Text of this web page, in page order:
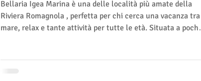
Bellaria Igea Marina è una delle località più amate della
Riviera Romagnola , perfetta per chi cerca una vacanza tra
mare, relax e tante attività per tutte le età. Situata a pochi